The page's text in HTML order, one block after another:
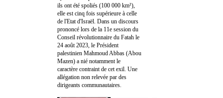
ils ont été spoliés (100 000 km²),
elle est cinq fois supérieure à celle
de l'Etat d'Israël. Dans un discours
prononcé lors de la 11e session du
Conseil révolutionnaire du Fatah le
24 août 2023, le Président
palestinien Mahmoud Abbas (Abou
Mazen) a nié notamment le
caractère contraint de cet exil. Une
allégation non relevée par des
dirigeants communautaires.